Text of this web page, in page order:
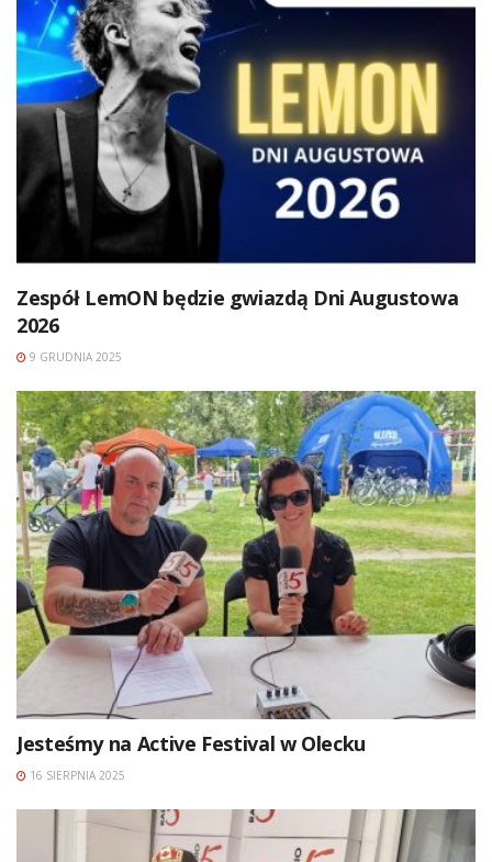
Zespół LemON będzie gwiazdą Dni Augustowa
2026
9 GRUDNIA 2025
Jesteśmy na Active Festival w Olecku
16 SIERPNIA 2025